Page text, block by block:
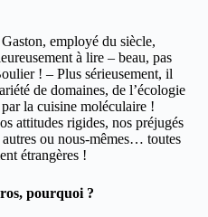
employé du siècle,
à lire – beau, pas
! – Plus sérieusement, il
de domaines, de l’écologie
la cuisine moléculaire !
attitudes rigides, nos préjugés
ou nous-mêmes… toutes
étrangères !
pourquoi ?